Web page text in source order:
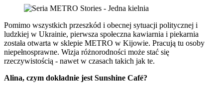
Pomimo wszystkich przeszkód i obecnej sytuacji politycznej i
ludzkiej w Ukrainie, pierwsza społeczna kawiarnia i piekarnia
została otwarta w sklepie METRO w Kijowie. Pracują tu osoby
niepełnosprawne. Wizja różnorodności może stać się
rzeczywistością - nawet w czasach takich jak te.
Alina, czym dokładnie jest Sunshine Café?